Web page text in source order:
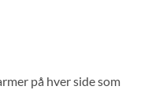
på hver side som